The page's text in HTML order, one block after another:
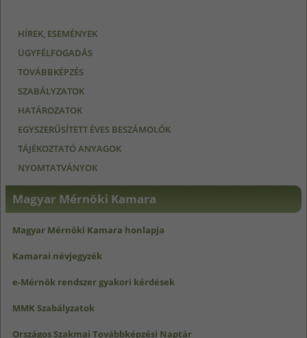
HÍREK, ESEMÉNYEK
ÜGYFÉLFOGADÁS
TOVÁBBKÉPZÉS
SZABÁLYZATOK
HATÁROZATOK
EGYSZERŰSÍTETT ÉVES BESZÁMOLÓK
TÁJÉKOZTATÓ ANYAGOK
NYOMTATVÁNYOK
Magyar Mérnöki Kamara
Magyar Mérnöki Kamara honlapja
Kamarai névjegyzék
e-Mérnök rendszer gyakori kérdések
MMK Szabályzatok
Országos Szakmai Továbbképzési Naptár